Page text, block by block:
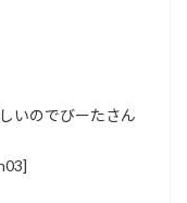
いのでびーたさん